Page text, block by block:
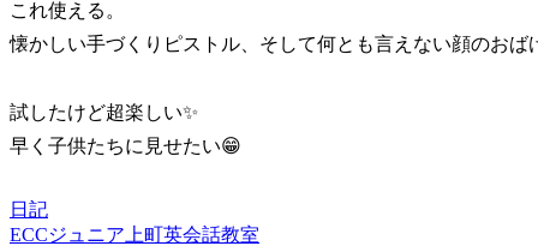
これ使える。
懐かしい手づくりピストル、そして何とも言えない顔のおば
試したけど超楽しい✨
早く子供たちに見せたい😁
日記
ECCジュニア上町英会話教室